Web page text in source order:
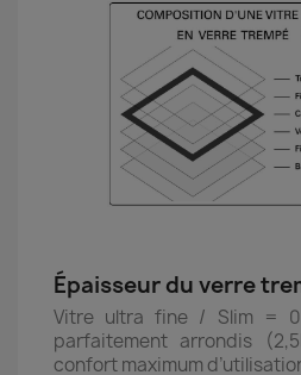
Épaisseur du verre
Vitre ultra fine / Slim =
parfaitement arrondis
confort maximum